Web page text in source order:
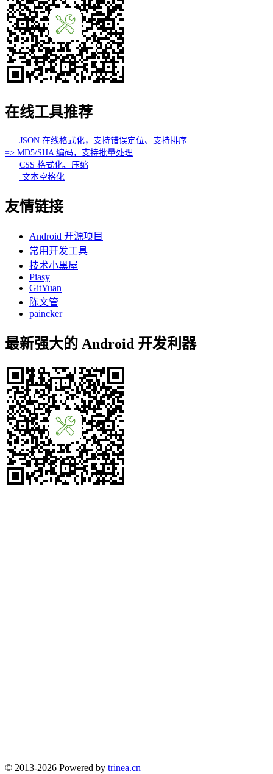
在线工具推荐
JSON 在线格式化，支持错误定位、支持排序
=> MD5/SHA 编码，支持批量处理
CSS 格式化、压缩
文本空格化
友情链接
Android 开源项目
常用开发工具
技术小黑屋
Piasy
GitYuan
陈文管
paincker
最新强大的 Android 开发利器
© 2013-2026 Powered by trinea.cn